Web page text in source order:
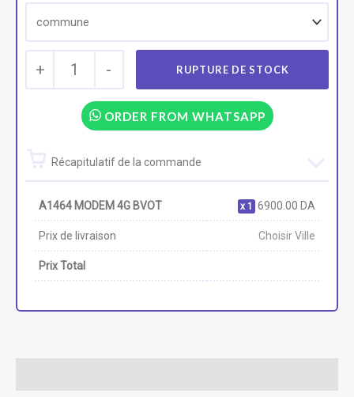
+ 1 -
ORDER FROM WHATSAPP
Récapitulatif de la commande
A1464 MODEM 4G BVOT 1 6900.00 DA
Prix de livraison Choisir Ville
Prix Total